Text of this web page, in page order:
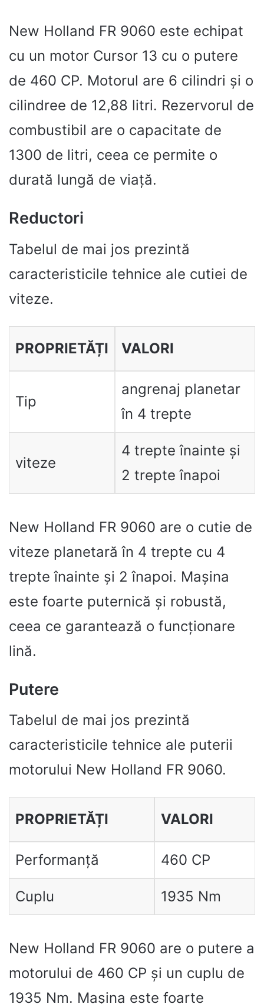
New Holland FR 9060 este echipat
cu un motor Cursor 13 cu o putere
de 460 CP. Motorul are 6 cilindri și o
cilindree de 12,88 litri. Rezervorul de
combustibil are o capacitate de
1300 de litri, ceea ce permite o
durată lungă de viață.
Reductori
Tabelul de mai jos prezintă
caracteristicile tehnice ale cutiei de
viteze.
PROPRIETĂȚI VALORI
Tip
angrenaj planetar
în 4 trepte
viteze
4 trepte înainte și
2 trepte înapoi
New Holland FR 9060 are o cutie de
viteze planetară în 4 trepte cu 4
trepte înainte și 2 înapoi. Mașina
este foarte puternică și robustă,
ceea ce garantează o funcționare
lină.
Putere
Tabelul de mai jos prezintă
caracteristicile tehnice ale puterii
motorului New Holland FR 9060.
PROPRIETĂȚI VALORI
Performanță 460 CP
Cuplu 1935 Nm
New Holland FR 9060 are o putere a
motorului de 460 CP și un cuplu de
1935 Nm. Mașina este foarte